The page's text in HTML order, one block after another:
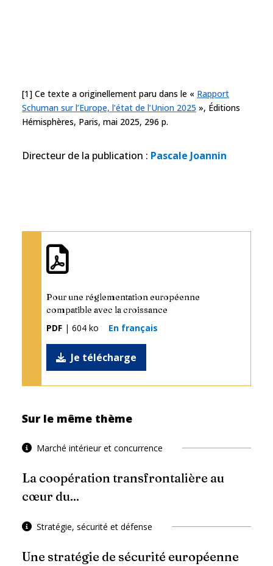
[1] Ce texte a originellement paru dans le « Rapport
Schuman sur l’Europe, l’état de l’Union 2025 », Éditions
Hémisphères, Paris, mai 2025, 296 p.
Directeur de la publication : Pascale Joannin
Pour une réglementation européenne
compatible avec la croissance
PDF | 604 ko En français
Je télécharge
Sur le même thème
Marché intérieur et concurrence
La coopération transfrontalière au
cœur du...
Stratégie, sécurité et défense
Une stratégie de sécurité européenne